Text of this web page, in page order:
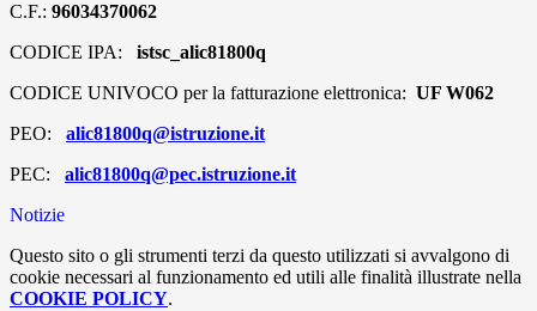
C.F.: 96034370062
CODICE IPA:
istsc_alic81800q
CODICE UNIVOCO per la fatturazione elettronica: UF W062
PEO: alic81800q@istruzione.it
PEC:
alic81800q@pec.istruzione.it
Notizie
Questo sito o gli strumenti terzi da questo utilizzati si avvalgono di
cookie necessari al funzionamento ed utili alle finalità illustrate nella
COOKIE POLICY.